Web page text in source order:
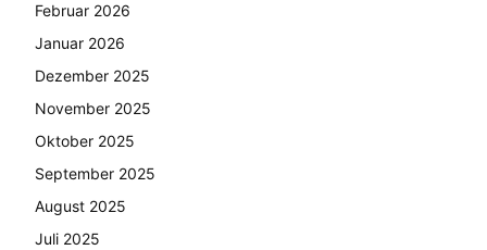
Februar 2026
Januar 2026
Dezember 2025
November 2025
Oktober 2025
September 2025
August 2025
Juli 2025